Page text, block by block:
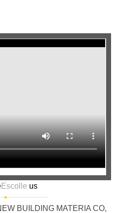
Escolle us
BUILDING MATERIA CO,